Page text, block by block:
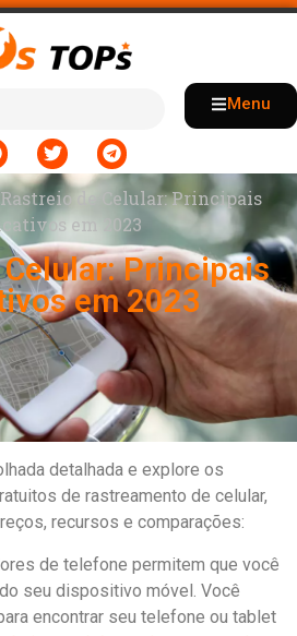
Menu
Rastreio de Celular: Principais
em 2023
Principais
em 2023
detalhada e explore os
de rastreamento de celular,
recursos e comparações:
de telefone permitem que você
seu dispositivo móvel. Você
encontrar seu telefone ou tablet